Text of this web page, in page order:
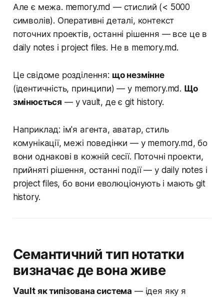
Але є межа. memory.md — стислий (< 5000
символів). Оперативні деталі, контекст
поточних проектів, останні рішення — все це в
daily notes і project files. Не в memory.md.
Це свідоме розділення: що незмінне
(ідентичність, принципи) — у memory.md. Що
змінюється — у vault, де є git history.
Наприклад: ім'я агента, аватар, стиль
комунікації, межі поведінки — у memory.md, бо
вони однакові в кожній сесії. Поточні проекти,
прийняті рішення, останні події — у daily notes і
project files, бо вони еволюціонують і мають git
history.
Семантичний тип нотатки
визначає де вона живе
Vault як типізована система — ідея яку я